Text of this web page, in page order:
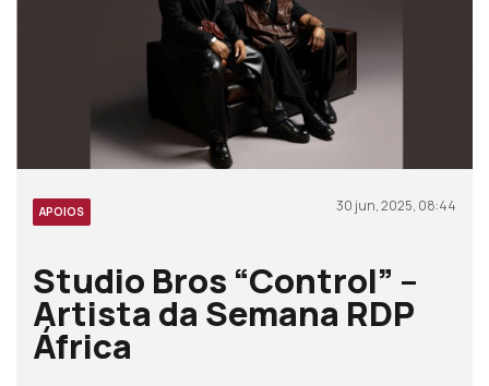
APOIOS 30 jun, 2025, 08:44
Studio Bros “Control” –
Artista da Semana RDP
África